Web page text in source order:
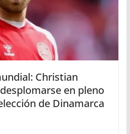
Christian
en pleno
de Dinamarca